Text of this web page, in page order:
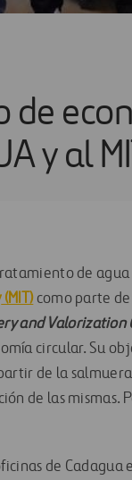
de
y al
de agua
(MIT)como parte
and Valorization
circular. Su
de la
de las mismas.
de Cadagua